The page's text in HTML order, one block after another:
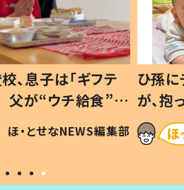
、息子は「ギフテ
父が“ウチ給食”を
由とは #令和の親
ほ・とせなNEWS編集部
ひ孫
が、
「涙が
い」